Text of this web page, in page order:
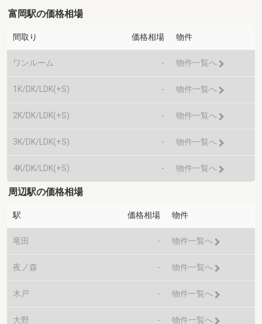
富岡駅の価格相場
間取り 価格相場 物件
ワンルーム - 物件一覧へ
1K/DK/LDK(+S) - 物件一覧へ
2K/DK/LDK(+S) - 物件一覧へ
3K/DK/LDK(+S) - 物件一覧へ
4K/DK/LDK(+S) - 物件一覧へ
周辺駅の価格相場
駅 価格相場 物件
竜田 - 物件一覧へ
夜ノ森 - 物件一覧へ
木戸 - 物件一覧へ
大野 - 物件一覧へ